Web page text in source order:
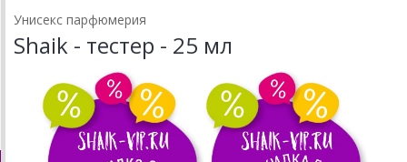
Унисекс парфюмерия
Shaik - тестер - 25 мл